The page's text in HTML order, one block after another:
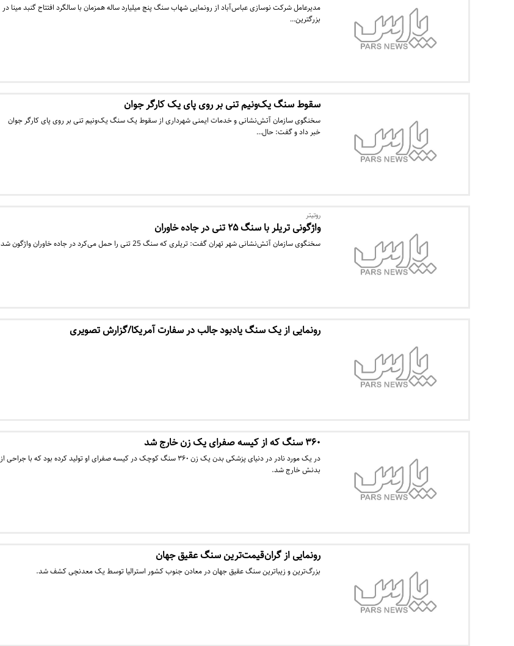
مدیرعامل شرکت نوسازی عباس‌آباد از رونمایی شهاب سنگ پنج میلیارد ساله همزمان با سالگرد افتتاح گنبد مینا در
بزرگترین…
سقوط سنگ یک‌ونیم تنی بر روی پای یک کارگر جوان
سخنگوی سازمان آتش‌نشانی و خدمات ایمنی شهرداری از سقوط یک سنگ یک‌و‌نیم تنی بر روی پای کارگر جوان
خبر داد و گفت: حال…
روتیتر
واژگونی تریلر با سنگ ۲۵ تنی در جاده خاوران
سخنگوی سازمان آتش‌نشانی شهر تهران گفت: تریلری که سنگ 25 تنی را حمل می‌کرد در جاده خاوران واژگون شد.
رونمایی از یک سنگ یادبود جالب در سفارت آمریکا/گزارش تصویری
۳۶۰ سنگ که از کیسه صفرای یک زن خارج شد
در یک مورد نادر در دنیای پزشکی بدن یک زن ۳۶۰ سنگ کوچک در کیسه صفرای او تولید کرده بود که با جراحی از
بدنش خارج شد.
رونمایی از گران‌قیمت‌ترین سنگ عقیق جهان
بزرگ‌ترین و زیباترین سنگ عقیق جهان در معادن جنوب کشور استرالیا توسط یک معدنچی کشف شد.